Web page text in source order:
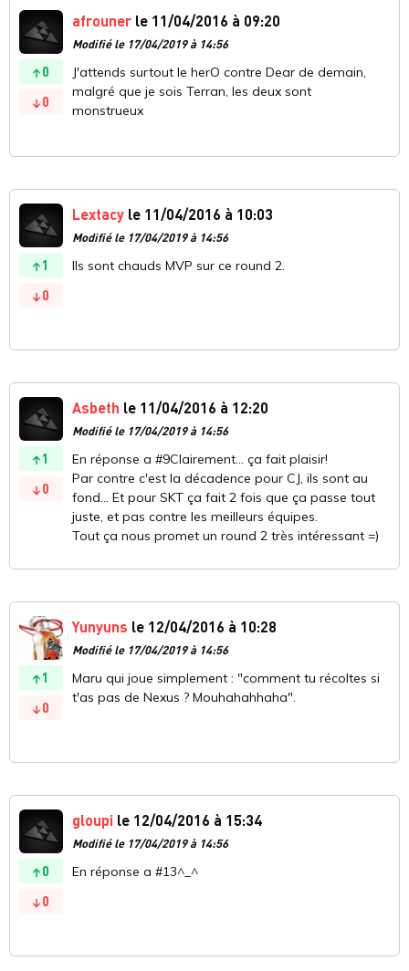
0
0
afrouner le 11/04/2016 à 09:20
Modifié le 17/04/2019 à 14:56
J'attends surtout le herO contre Dear de demain,
malgré que je sois Terran, les deux sont
monstrueux
1
0
Lextacy le 11/04/2016 à 10:03
Modifié le 17/04/2019 à 14:56
Ils sont chauds MVP sur ce round 2.
1
0
Asbeth le 11/04/2016 à 12:20
Modifié le 17/04/2019 à 14:56
En réponse a #9Clairement... ça fait plaisir!
Par contre c'est la décadence pour CJ, ils sont au
fond... Et pour SKT ça fait 2 fois que ça passe tout
juste, et pas contre les meilleurs équipes.
Tout ça nous promet un round 2 très intéressant =)
1
0
Yunyuns le 12/04/2016 à 10:28
Modifié le 17/04/2019 à 14:56
Maru qui joue simplement : "comment tu récoltes si
t'as pas de Nexus ? Mouhahahhaha".
0
0
gloupi le 12/04/2016 à 15:34
Modifié le 17/04/2019 à 14:56
En réponse a #13^_^